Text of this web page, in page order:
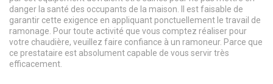
danger la santé des occupants de la maison. Il est faisable de
garantir cette exigence en appliquant ponctuellement le travail de
ramonage. Pour toute activité que vous comptez réaliser pour
votre chaudière, veuillez faire confiance à un ramoneur. Parce que
ce prestataire est absolument capable de vous servir très
efficacement.